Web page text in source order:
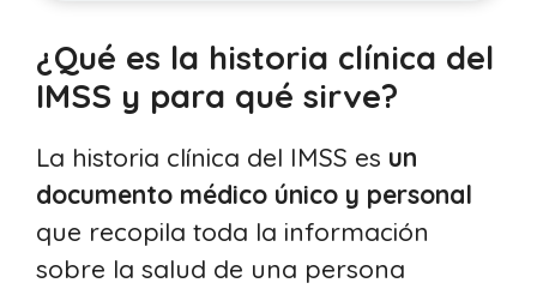
¿Qué es la historia clínica del
IMSS y para qué sirve?
La historia clínica del IMSS es un
documento médico único y personal
que recopila toda la información
sobre la salud de una persona